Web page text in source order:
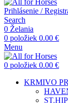
Prihlásenie /
Search
0 Želania
0 položiek 0.00 €
Menu
0 položiek 0.00 €
KRMIVO